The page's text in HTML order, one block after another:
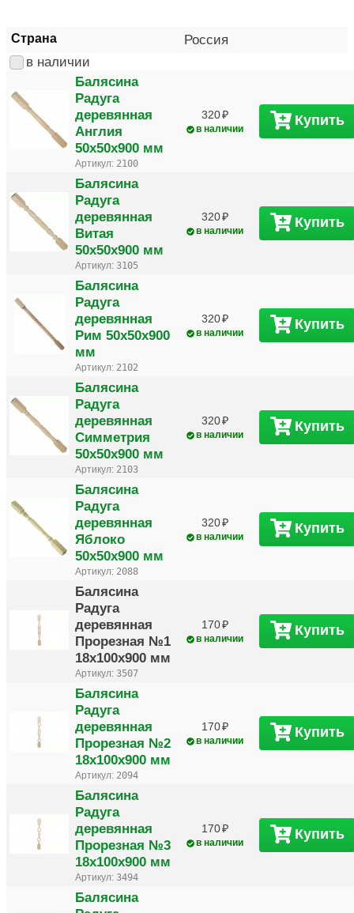
Страна Россия
в наличии
Балясина
Радуга
деревянная
Англия
50х50х900 мм
Артикул: 2100
320
в наличии
Купить
Балясина
Радуга
деревянная
Витая
50х50х900 мм
Артикул: 3105
320
в наличии
Купить
Балясина
Радуга
деревянная
Рим 50х50х900
мм
Артикул: 2102
320
в наличии
Купить
Балясина
Радуга
деревянная
Симметрия
50х50х900 мм
Артикул: 2103
320
в наличии
Купить
Балясина
Радуга
деревянная
Яблоко
50х50х900 мм
Артикул: 2088
320
в наличии
Купить
Балясина
Радуга
деревянная
Прорезная №1
18х100х900 мм
Артикул: 3507
170
в наличии
Купить
Балясина
Радуга
деревянная
Прорезная №2
18х100х900 мм
Артикул: 2094
170
в наличии
Купить
Балясина
Радуга
деревянная
Прорезная №3
18х100х900 мм
Артикул: 3494
170
в наличии
Купить
Балясина